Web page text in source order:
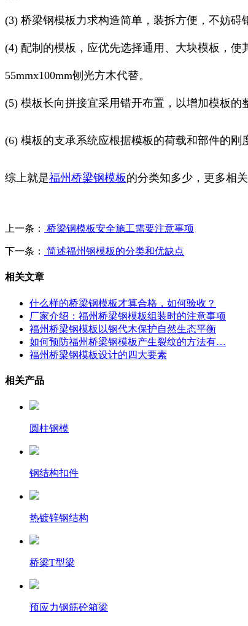
(3) 桥梁钢模板力求构造简单，装拆方便，不妨碍
(4) 配制的模板，应优先选择通用、大块模板，
55mmx100mm刨光方木代替。
(5) 模板长向拼接宜采用错开布置，以增加模板的
(6) 模板的支承系统应根据模板的荷载和部件的刚
综上就是福州桥梁钢模板的分类知多少，更多相
上一条： 桥梁钢模板安全施工需要注意事项
下一条： 简述福州钢模板的分类和优缺点
相关文章
什么样的桥梁钢模板才算合格，如何验收？
厂家介绍：福州桥梁钢模板组装时的注意事项
福州桥梁钢模板以钢代木保护自然生态平衡
如何预防福州桥梁钢模板产生裂纹的方法有…
福州桥梁钢模板设计的四大要素
相关产品
圆柱钢模
钢结构扣件
热镀锌钢结构
桥梁T型梁
预应力钢筋砼箱梁